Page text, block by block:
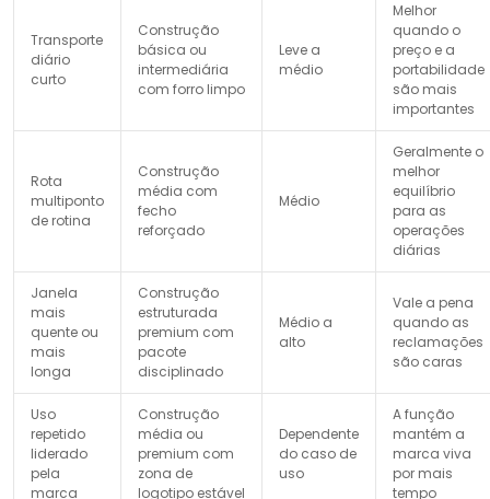
Transporte
diário
curto
Construção
básica ou
intermediária
com forro limpo
Leve a
médio
Melhor
quando o
preço e a
portabilidade
são mais
importantes
Rota
multiponto
de rotina
Construção
média com
fecho
reforçado
Médio
Geralmente o
melhor
equilíbrio
para as
operações
diárias
Janela
mais
quente ou
mais
longa
Construção
estruturada
premium com
pacote
disciplinado
Médio a
alto
Vale a pena
quando as
reclamações
são caras
Uso
repetido
liderado
pela
marca
Construção
média ou
premium com
zona de
logotipo estável
Dependente
do caso de
uso
A função
mantém a
marca viva
por mais
tempo